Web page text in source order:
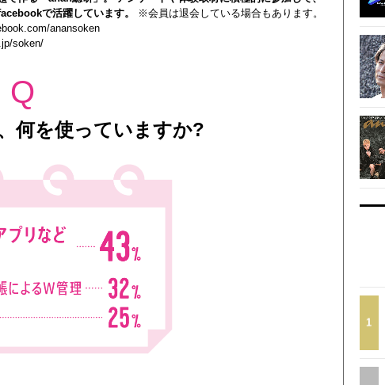
で活躍しています。
※会員は退会している場合もあります。
anansoken
soken/
Q
何を使っていますか?
1